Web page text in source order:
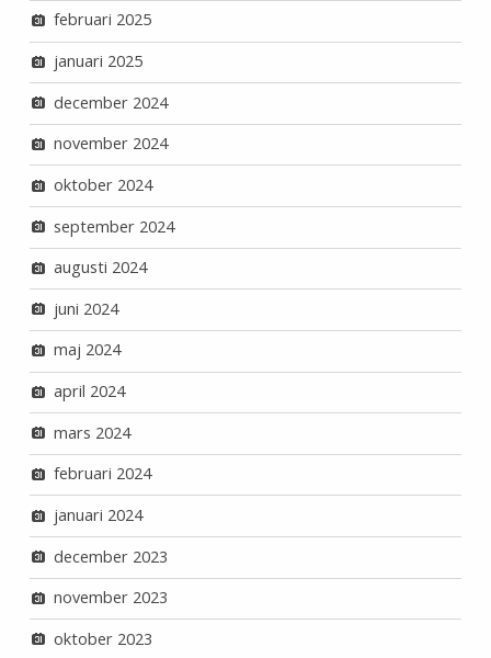
februari 2025
januari 2025
december 2024
november 2024
oktober 2024
september 2024
augusti 2024
juni 2024
maj 2024
april 2024
mars 2024
februari 2024
januari 2024
december 2023
november 2023
oktober 2023